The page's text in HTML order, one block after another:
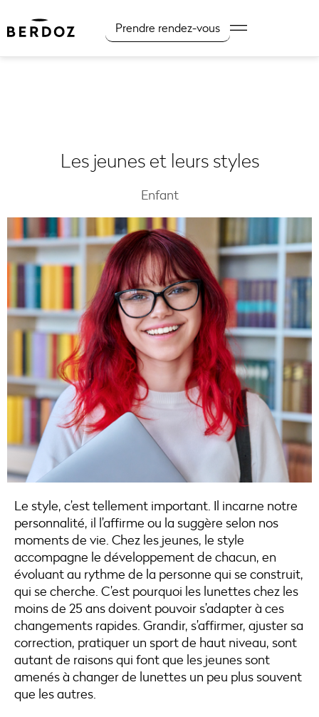
Prendre rendez-vous
Les jeunes et leurs styles
Enfant
Le style, c’est tellement important. Il incarne notre
personnalité, il l’affirme ou la suggère selon nos
moments de vie. Chez les jeunes, le style
accompagne le développement de chacun, en
évoluant au rythme de la personne qui se construit,
qui se cherche. C’est pourquoi les lunettes chez les
moins de 25 ans doivent pouvoir s’adapter à ces
changements rapides. Grandir, s’affirmer, ajuster sa
correction, pratiquer un sport de haut niveau, sont
autant de raisons qui font que les jeunes sont
amenés à changer de lunettes un peu plus souvent
que les autres.